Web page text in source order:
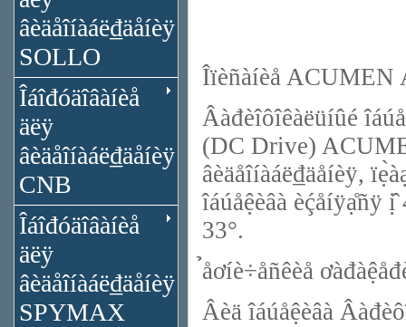
âèäåîíàáë₫äåíèÿ
SOLLO
Îáîđóäîâàíèå
äëÿ
âèäåîíàáë₫äåíèÿ
CNB
Îáîđóäîâàíèå
äëÿ
âèäåîíàáë₫äåíèÿ
SPYMAX
Îïèñàíèå ACUMEN
Âàđèîôîêàëüíûé
(DC Drive)
âèäåîíàáë₫äåíèÿ,
îáúåệèâà èḉåíÿạ̊ñÿ
33°.
̉åơíè÷åñêèå
Âèä îáúåệèâà